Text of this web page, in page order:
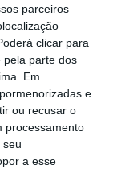
parceiros
clicar para
pela parte dos
Em
e
ou recusar o
processamento
seu
a esse
liberta-
numa